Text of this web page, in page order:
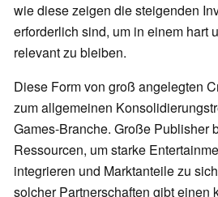
wie diese zeigen die steigenden
erforderlich sind, um in einem hart
relevant zu bleiben.
Diese Form von groß angelegten
zum allgemeinen
Games-Branche. Große Publisher
Ressourcen, um starke
integrieren und Marktanteile zu
solcher Partnerschaften gibt einen